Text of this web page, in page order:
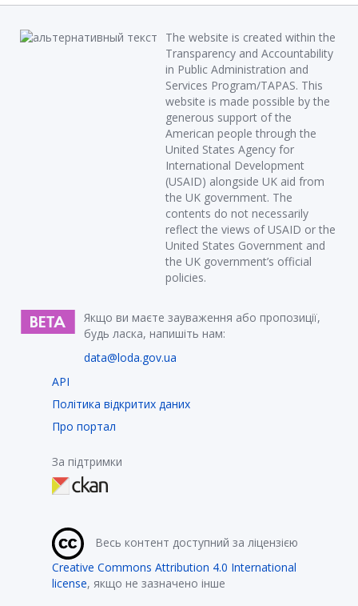
The website is created within the
Transparency and Accountability
in Public Administration and
Services Program/TAPAS. This
website is made possible by the
generous support of the
American people through the
United States Agency for
International Development
(USAID) alongside UK aid from
the UK government. The
contents do not necessarily
reflect the views of USAID or the
United States Government and
the UK government’s official
policies.
Якщо ви маєте зауваження або пропозиції,
будь ласка, напишіть нам:
data@loda.gov.ua
API
Політика відкритих даних
Про портал
За підтримки
Весь контент доступний за ліцензією
Creative Commons Attribution 4.0 International
license, якщо не зазначено інше